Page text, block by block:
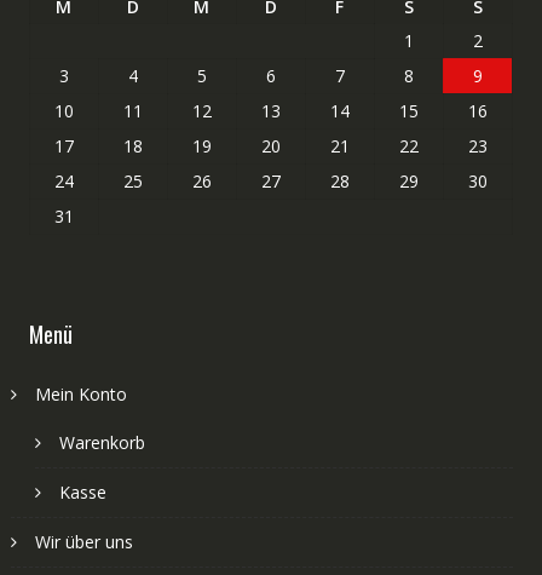
M D M D F S
S
1
2
3
4 5 6 7 8
9
10
11 12 13 14 15
16
17
18 19 20 21 22
23
24
25 26 27 28 29
30
31
Menü
Mein Konto
Warenkorb
Kasse
Wir über uns